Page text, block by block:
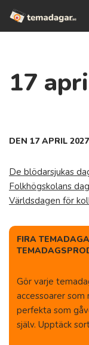
Hoppa
17
DEN 17 APRIL
De blödarsjukas
Folkhögskolans dag
Världsdagen för
FIRA
Gör varje
accessoarer som
perfekta som
själv. Upptäck